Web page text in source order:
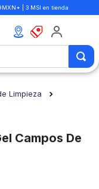
| 3 MSI en tienda
Limpieza
Campos De